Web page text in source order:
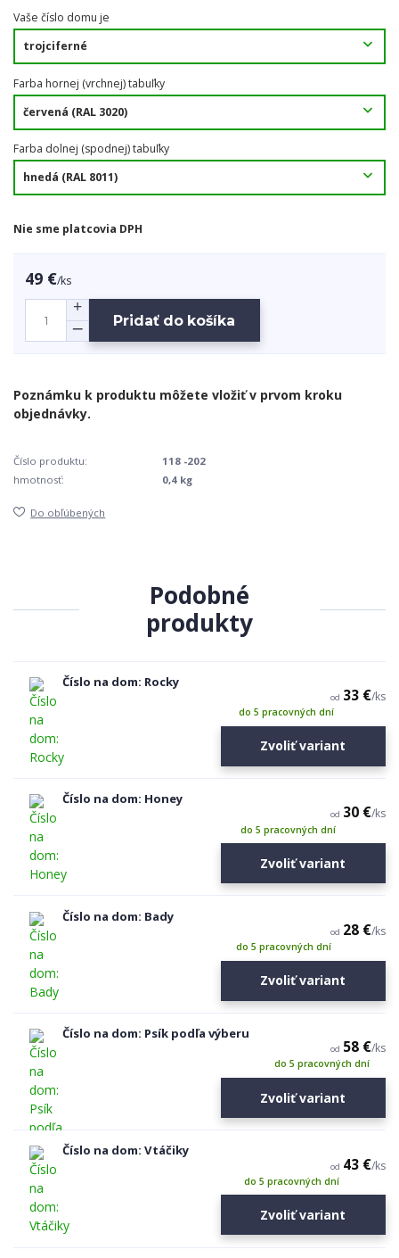
Vaše číslo domu je
Farba hornej (vrchnej) tabuľky
Farba dolnej (spodnej) tabuľky
Nie sme platcovia DPH
49 €/ks
Pridať do košíka
Číslo produktu:
118 -202
hmotnosť:
0,4 kg
Do obľúbených
Podobné
produkty
Číslo na dom: Rocky
od 33 €/ks
do 5 pracovných dní
Zvoliť variant
Číslo na dom: Honey
od 30 €/ks
do 5 pracovných dní
Zvoliť variant
Číslo na dom: Bady
od 28 €/ks
do 5 pracovných dní
Zvoliť variant
Číslo na dom: Psík podľa výberu
od 58 €/ks
do 5 pracovných dní
Zvoliť variant
Číslo na dom: Vtáčiky
od 43 €/ks
do 5 pracovných dní
Zvoliť variant